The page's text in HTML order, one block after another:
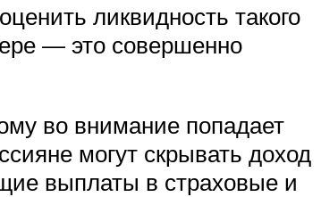
ликвидность такого
— это совершенно
во внимание попадает
могут скрывать доход
выплаты в страховые и